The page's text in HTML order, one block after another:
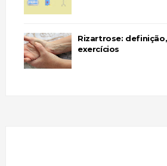
Rizartrose:
exercícios